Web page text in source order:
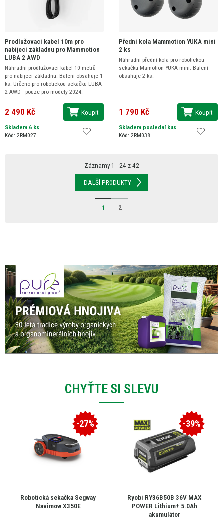
Prodlužovací kabel 10m pro
nabíjecí základnu pro Mammotion
LUBA 2 AWD
Náhradní prodlužovací kabel 10 metrů
pro nabíjecí základnu. Balení obsahuje 1
ks. Určeno pro robotickou sekačku LUBA
2 AWD - pouze pro modely 2024.
2 490 Kč Koupit
Skladem 6 ks
Kód: 2RM027
Přední kola Mammotion YUKA mini
2 ks
Náhradní přední kola pro robotickou
sekačku Mamotion YUKA mini. Balení
obsahuje 2 ks.
1 790 Kč Koupit
Skladem poslední kus
Kód: 2RM038
Záznamy 1 - 24 z 42
DALŠÍ PRODUKTY
1 2
CHYŤTE SI SLEVU
-27%
Robotická sekačka Segway
Navimow X350E
-39%
Ryobi RY36B50B 36V MAX
POWER Lithium+ 5.0Ah
akumulátor